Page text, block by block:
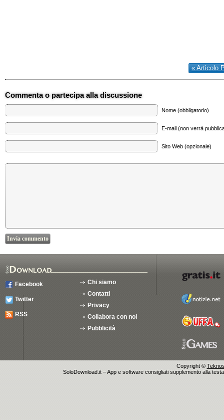
« Articolo
Commenta o partecipa alla discussione
Nome (obbligatorio)
E-mail (non verrà
Sito Web (opzionale)
Facebook
Twitter
RSS
Chi siamo
Contatti
Privacy
Collabora con noi
Pubblicità
Copyright ©
SoloDownload.it – App e software consigliati supplemento alla